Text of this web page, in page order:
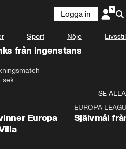
Logga in
Sport Nöje Livsstil
från ingenstans
sek
SE ALLA
Europa
EUROPA
Självmål